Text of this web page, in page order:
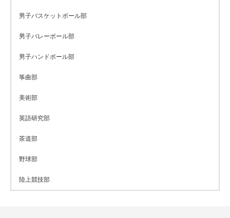
男子バスケットボール部
男子バレーボール部
男子ハンドボール部
筝曲部
美術部
英語研究部
茶道部
野球部
陸上競技部